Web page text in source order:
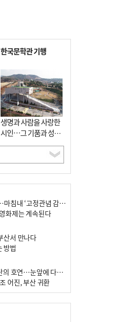
한국문학관 기행
생명과 사람을 사랑한
시인…그 기품과 성실
함이 보존된 장소
비바람 견뎌낸 그의 회화…마침내 ‘고정관념 감옥’서 해방
화제는 계속된다
산서 만나다
방법
붉은 빛 조명, 배우·합창단의 호연…눈앞에 다가온 부산오페라하우스
어진, 부산 귀환
이름 外
자 外